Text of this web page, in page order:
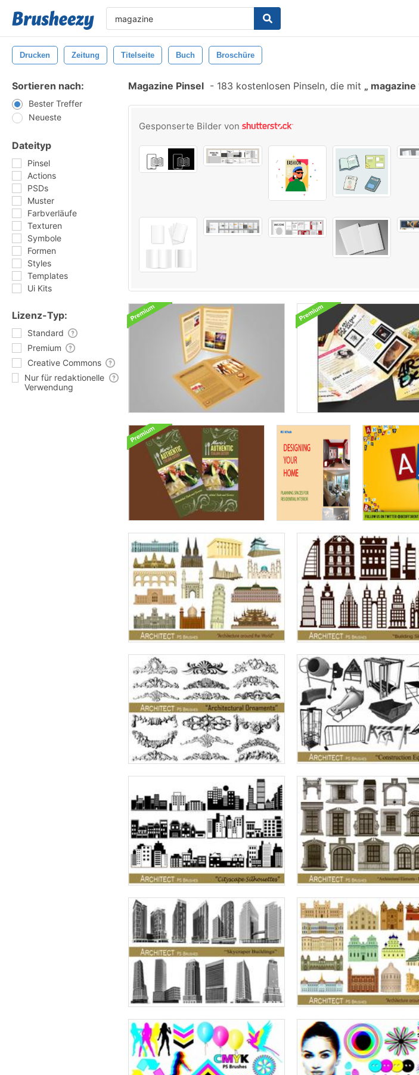
Drucken Zeitung Titelseite Buch Broschüre
Sortieren nach:
Bester Treffer
Neueste
Dateityp
Pinsel
Actions
PSDs
Muster
Farbverläufe
Texturen
Symbole
Formen
Styles
Templates
Ui Kits
Lizenz-Typ:
Standard
Premium
Creative Commons
Nur für redaktionelle
Verwendung
Magazine Pinsel - 183 kostenlosen Pinseln, die mit magazine
Gesponserte Bilder von